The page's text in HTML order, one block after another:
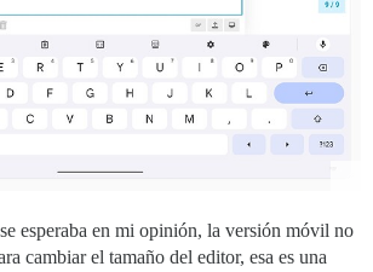
esperaba en mi opinión, la versión móvil no
cambiar el tamaño del editor, esa es una